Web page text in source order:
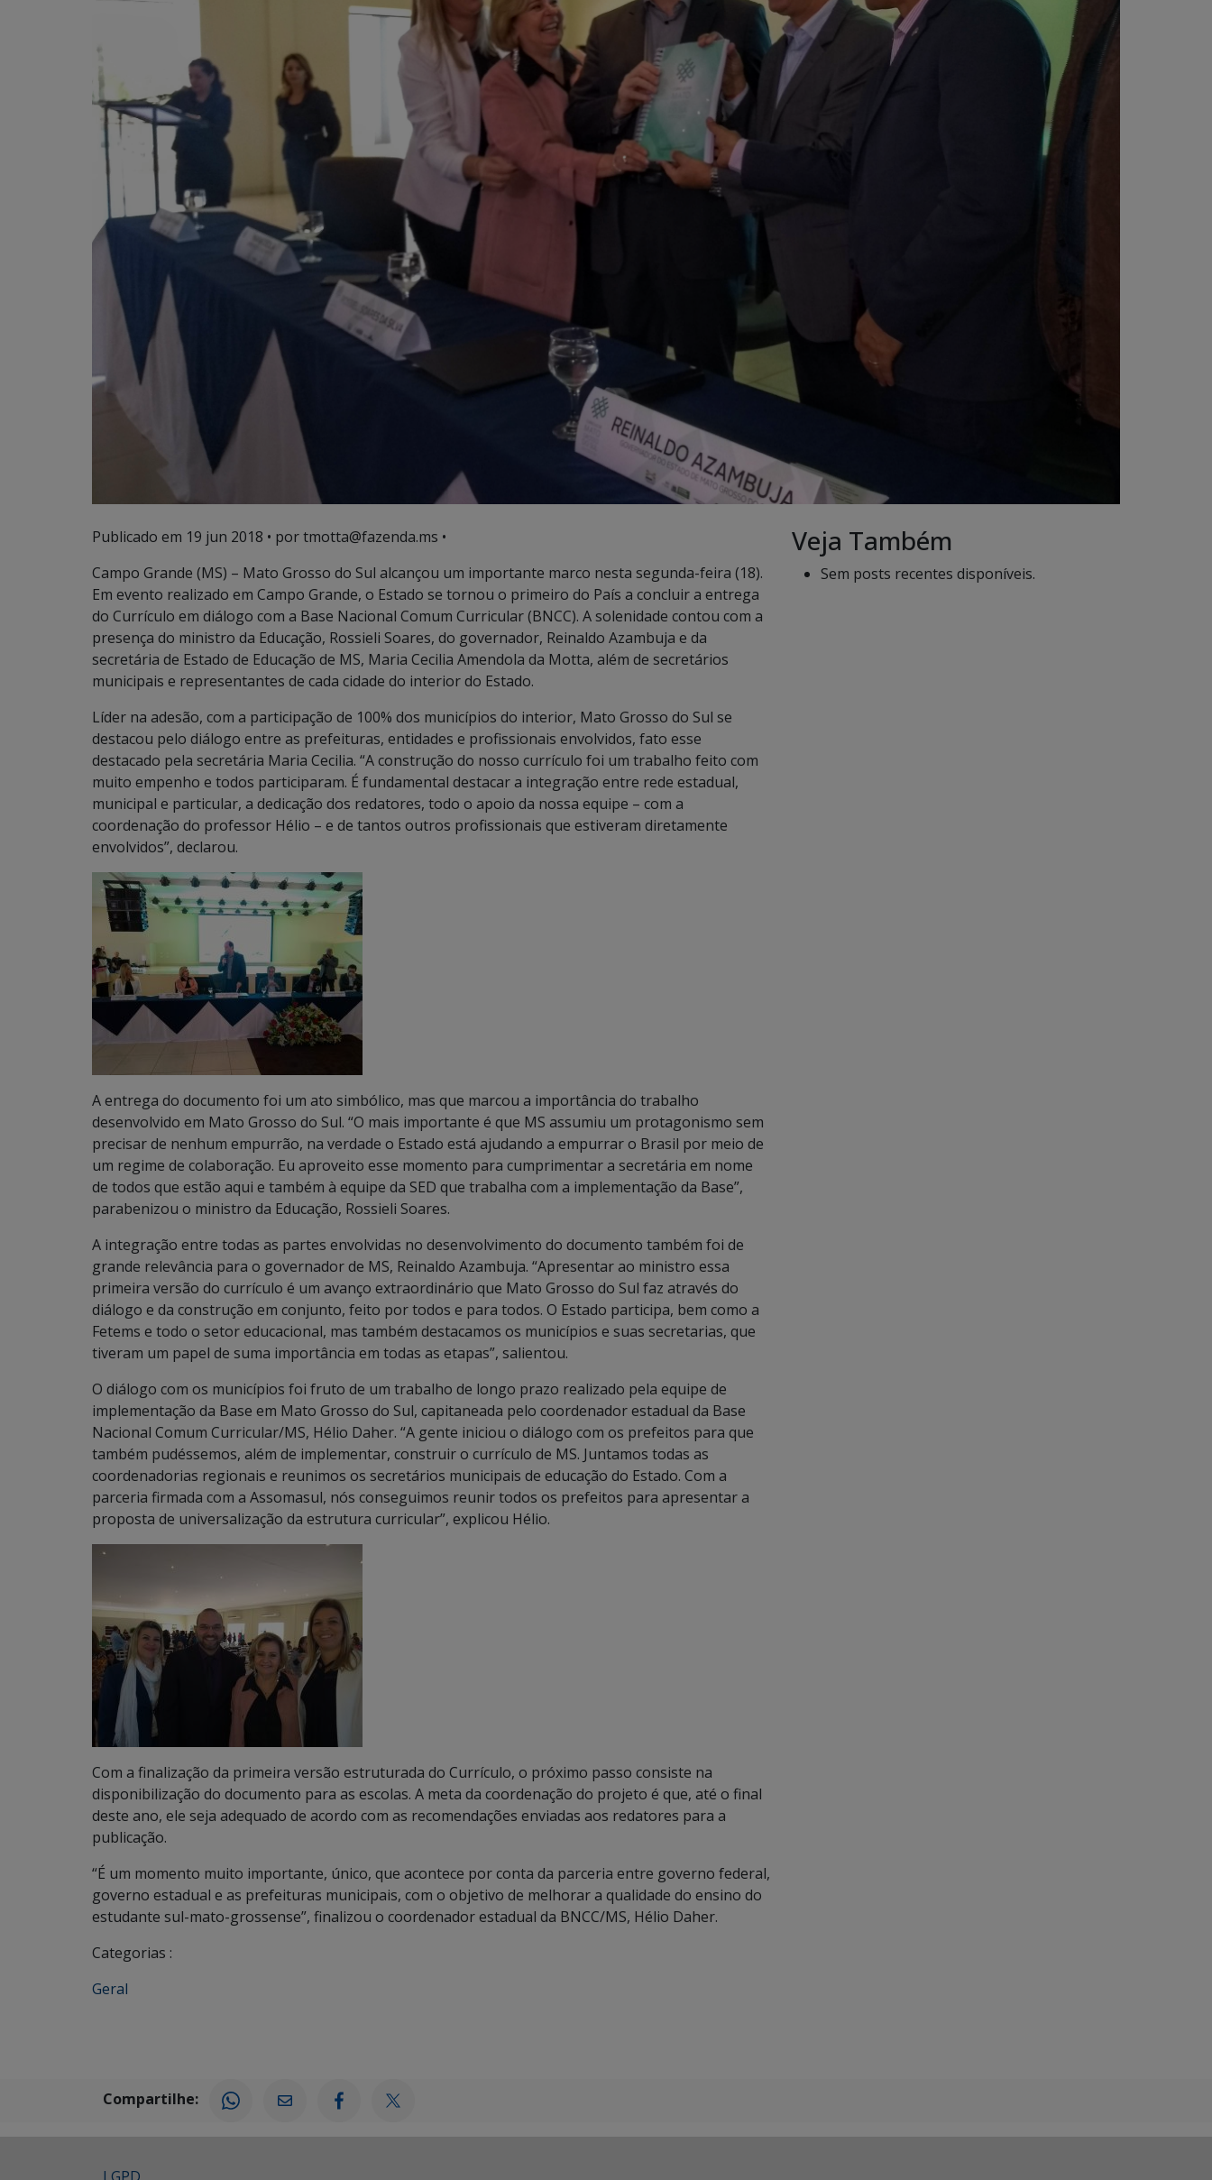
Publicado em 19 jun 2018 • por tmotta@fazenda.ms •
Campo Grande (MS) – Mato Grosso do Sul alcançou um importante marco nesta segunda-feira (18).
Em evento realizado em Campo Grande, o Estado se tornou o primeiro do País a concluir a entrega
do Currículo em diálogo com a Base Nacional Comum Curricular (BNCC). A solenidade contou com a
presença do ministro da Educação, Rossieli Soares, do governador, Reinaldo Azambuja e da
secretária de Estado de Educação de MS, Maria Cecilia Amendola da Motta, além de secretários
municipais e representantes de cada cidade do interior do Estado.
Líder na adesão, com a participação de 100% dos municípios do interior, Mato Grosso do Sul se
destacou pelo diálogo entre as prefeituras, entidades e profissionais envolvidos, fato esse
destacado pela secretária Maria Cecilia. “A construção do nosso currículo foi um trabalho feito com
muito empenho e todos participaram. É fundamental destacar a integração entre rede estadual,
municipal e particular, a dedicação dos redatores, todo o apoio da nossa equipe – com a
coordenação do professor Hélio – e de tantos outros profissionais que estiveram diretamente
envolvidos”, declarou.
A entrega do documento foi um ato simbólico, mas que marcou a importância do trabalho
desenvolvido em Mato Grosso do Sul. “O mais importante é que MS assumiu um protagonismo sem
precisar de nenhum empurrão, na verdade o Estado está ajudando a empurrar o Brasil por meio de
um regime de colaboração. Eu aproveito esse momento para cumprimentar a secretária em nome
de todos que estão aqui e também à equipe da SED que trabalha com a implementação da Base”,
parabenizou o ministro da Educação, Rossieli Soares.
A integração entre todas as partes envolvidas no desenvolvimento do documento também foi de
grande relevância para o governador de MS, Reinaldo Azambuja. “Apresentar ao ministro essa
primeira versão do currículo é um avanço extraordinário que Mato Grosso do Sul faz através do
diálogo e da construção em conjunto, feito por todos e para todos. O Estado participa, bem como a
Fetems e todo o setor educacional, mas também destacamos os municípios e suas secretarias, que
tiveram um papel de suma importância em todas as etapas”, salientou.
O diálogo com os municípios foi fruto de um trabalho de longo prazo realizado pela equipe de
implementação da Base em Mato Grosso do Sul, capitaneada pelo coordenador estadual da Base
Nacional Comum Curricular/MS, Hélio Daher. “A gente iniciou o diálogo com os prefeitos para que
também pudéssemos, além de implementar, construir o currículo de MS. Juntamos todas as
coordenadorias regionais e reunimos os secretários municipais de educação do Estado. Com a
parceria firmada com a Assomasul, nós conseguimos reunir todos os prefeitos para apresentar a
proposta de universalização da estrutura curricular”, explicou Hélio.
Com a finalização da primeira versão estruturada do Currículo, o próximo passo consiste na
disponibilização do documento para as escolas. A meta da coordenação do projeto é que, até o final
deste ano, ele seja adequado de acordo com as recomendações enviadas aos redatores para a
publicação.
“É um momento muito importante, único, que acontece por conta da parceria entre governo federal,
governo estadual e as prefeituras municipais, com o objetivo de melhorar a qualidade do ensino do
estudante sul-mato-grossense”, finalizou o coordenador estadual da BNCC/MS, Hélio Daher.
Categorias :
Geral
Veja Também
Sem posts recentes disponíveis.
Compartilhe: